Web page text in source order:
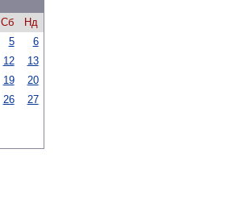
Сб
Нд
5
6
12
13
19
20
26
27